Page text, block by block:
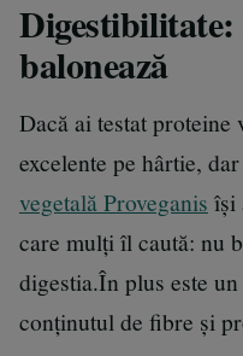
balonează
Dacă ai testat proteine
excelente pe hârtie,
vegetală Proveganis își
care mulți îl caută: nu
digestia.În plus este
conținutul de fibre și